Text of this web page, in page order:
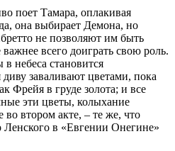
поет Тамара, оплакивая
она выбирает Демона, но
не позволяют им быть
важнее всего доиграть свою роль.
небеса становится
заваливают цветами, пока
Фрейя в груде золота; и все
эти цветы, колыхание
втором акте, – те же, что
Ленского в «Евгении Онегине»